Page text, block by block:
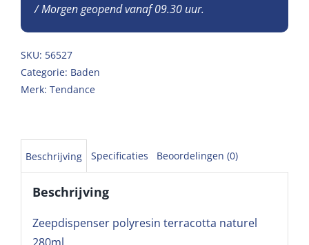
/ Morgen geopend vanaf 09.30 uur.
SKU: 56527
Categorie: Baden
Merk: Tendance
Beschrijving Specificaties Beoordelingen (0)
Beschrijving
Zeepdispenser polyresin terracotta naturel